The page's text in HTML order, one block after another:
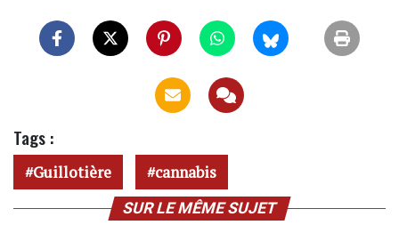
Tags :
Guillotière cannabis
SUR LE MÊME SUJET